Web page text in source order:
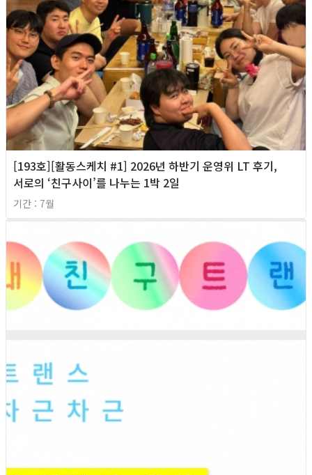
[193호][활동스케치 #1] 2026년 하반기 운영위 LT 후기,
서로의 ‘친구사이’를 나누는 1박 2일
기간 : 7월